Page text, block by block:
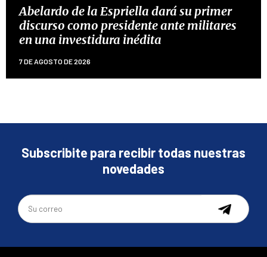
Abelardo de la Espriella dará su primer
discurso como presidente ante militares
en una investidura inédita
7 DE AGOSTO DE 2026
Subscribite para recibir todas nuestras
novedades